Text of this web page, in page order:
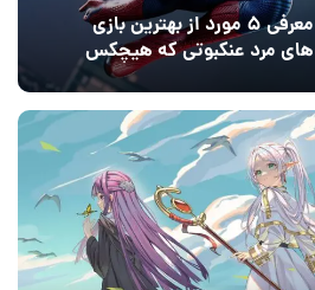
معرفی ۵ مورد از بهترین بازی
های مرد عنکبوتی که هیچکس